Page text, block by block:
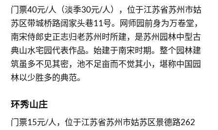
门票40元/人（淡季30元/人），位于江苏省苏州市姑
苏区带城桥路阔家头巷11号。网师园前身为万卷堂，
南宋侍郎史正志归老苏州时所建，是苏州园林中型古
典山水宅园代表作品。始建于南宋时期。整个园林建
筑虽多不见其密，池不足亩而不觉其小，堪称中国园
林以少胜多的典范。
环秀山庄
门票15元/人，位于江苏省苏州市姑苏区景德路262